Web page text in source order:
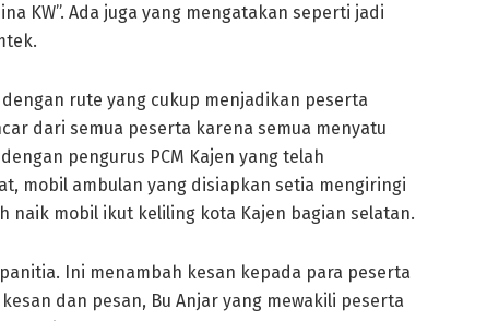
KW”. Ada juga yang mengatakan seperti jadi
rute yang cukup menjadikan peserta
dari semua peserta karena semua menyatu
pengurus PCM Kajen yang telah
mobil ambulan yang disiapkan setia mengiringi
naik mobil ikut keliling kota Kajen bagian selatan.
Ini menambah kesan kepada para peserta
dan pesan, Bu Anjar yang mewakili peserta